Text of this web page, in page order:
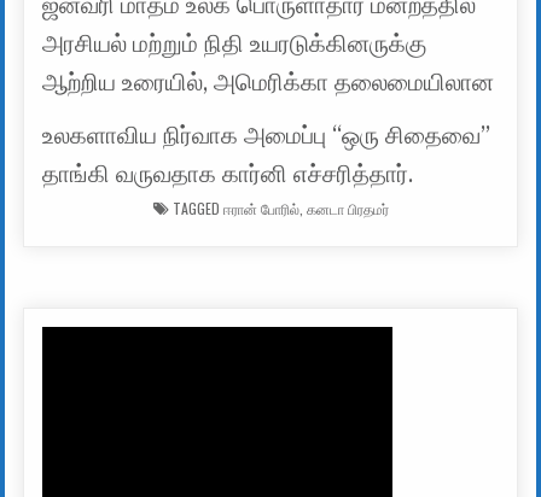
அரசியல் மற்றும் நிதி உயரடுக்கினருக்கு
ஆற்றிய உரையில், அமெரிக்கா தலைமையிலான
உலகளாவிய நிர்வாக அமைப்பு “ஒரு சிதைவை”
தாங்கி வருவதாக கார்னி எச்சரித்தார்.
TAGGED ஈரான் போரில், கனடா பிரதமர்